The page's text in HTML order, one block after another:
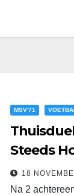
MSV'71
Thuisduel
Steeds
18
Na 2